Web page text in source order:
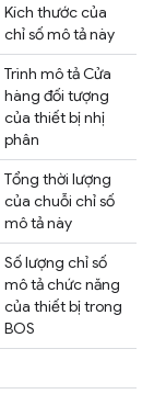
Kích thước của
chỉ số mô tả này
Trình mô tả Cửa
hàng đối tượng
của thiết bị nhị
phân
Tổng thời lượng
của chuỗi chỉ số
mô tả này
Số lượng chỉ số
mô tả chức năng
của thiết bị trong
BOS